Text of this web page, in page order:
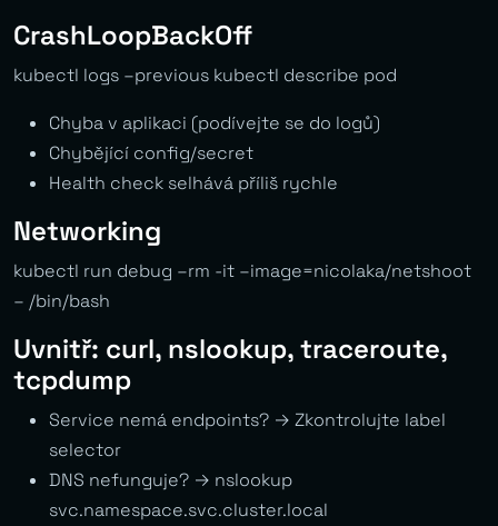
CrashLoopBackOff
kubectl logs –previous kubectl describe pod
Chyba v aplikaci (podívejte se do logů)
Chybějící config/secret
Health check selhává příliš rychle
Networking
kubectl run debug –rm -it –image=nicolaka/netshoot
– /bin/bash
Uvnitř: curl, nslookup, traceroute,
tcpdump
Service nemá endpoints? → Zkontrolujte label
selector
DNS nefunguje? → nslookup
svc.namespace.svc.cluster.local